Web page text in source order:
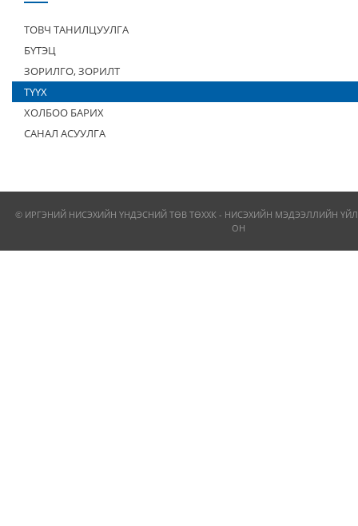
ТОВЧ ТАНИЛЦУУЛГА
БҮТЭЦ
ЗОРИЛГО, ЗОРИЛТ
ТҮҮХ
ХОЛБОО БАРИХ
САНАЛ АСУУЛГА
© ИРГЭНИЙ НИСЭХИЙН ҮНДЭСНИЙ ТӨВ ТӨХХК - НИСЭХИЙН МЭДЭЭЛЛИЙН
ОН